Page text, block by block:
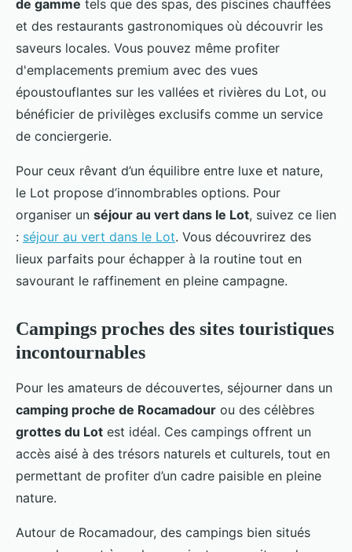
de gamme tels que des spas, des piscines chauffées
et des restaurants gastronomiques où découvrir les
saveurs locales. Vous pouvez même profiter
d'emplacements premium avec des vues
époustouflantes sur les vallées et rivières du Lot, ou
bénéficier de privilèges exclusifs comme un service
de conciergerie.
Pour ceux rêvant d’un équilibre entre luxe et nature,
le Lot propose d’innombrables options. Pour
organiser un séjour au vert dans le Lot, suivez ce lien
: séjour au vert dans le Lot. Vous découvrirez des
lieux parfaits pour échapper à la routine tout en
savourant le raffinement en pleine campagne.
Campings proches des sites touristiques
incontournables
Pour les amateurs de découvertes, séjourner dans un
camping proche de Rocamadour ou des célèbres
grottes du Lot est idéal. Ces campings offrent un
accès aisé à des trésors naturels et culturels, tout en
permettant de profiter d’un cadre paisible en pleine
nature.
Autour de Rocamadour, des campings bien situés